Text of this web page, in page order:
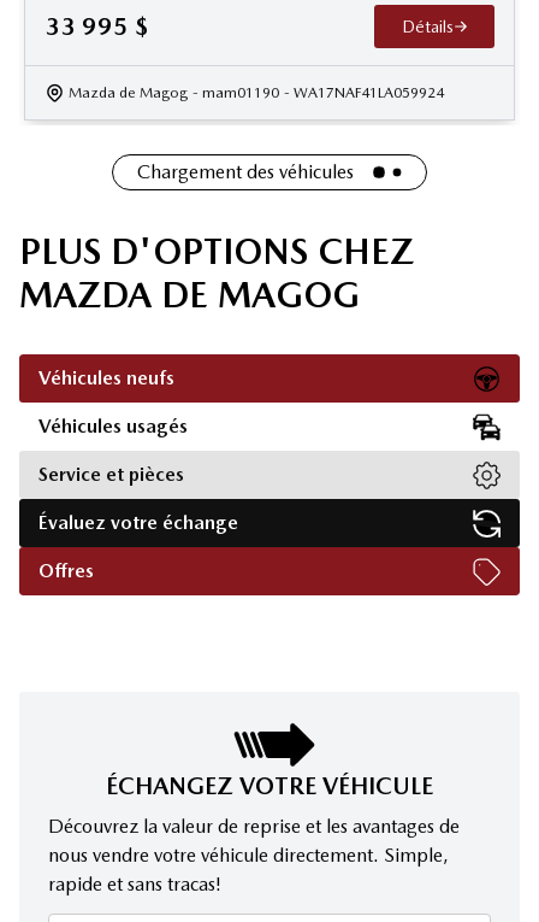
33 995 $ Détails
Mazda de Magog - mam01190 - WA17NAF41LA059924
Chargement des véhicules
PLUS D'OPTIONS CHEZ
MAZDA DE MAGOG
Véhicules neufs
Véhicules usagés
Service et pièces
Évaluez votre échange
Offres
ÉCHANGEZ VOTRE VÉHICULE
Découvrez la valeur de reprise et les avantages de
nous vendre votre véhicule directement. Simple,
rapide et sans tracas!